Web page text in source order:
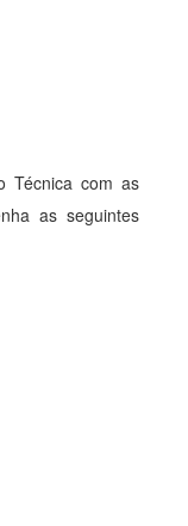
Técnica com as
as seguintes